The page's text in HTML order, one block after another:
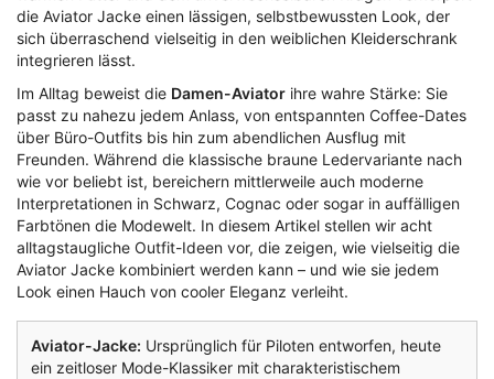
die Aviator Jacke einen lässigen, selbstbewussten Look, der
sich überraschend vielseitig in den weiblichen Kleiderschrank
integrieren lässt.
Im Alltag beweist die Damen-Aviator ihre wahre Stärke: Sie
passt zu nahezu jedem Anlass, von entspannten Coffee-Dates
über Büro-Outfits bis hin zum abendlichen Ausflug mit
Freunden. Während die klassische braune Ledervariante nach
wie vor beliebt ist, bereichern mittlerweile auch moderne
Interpretationen in Schwarz, Cognac oder sogar in auffälligen
Farbtönen die Modewelt. In diesem Artikel stellen wir acht
alltagstaugliche Outfit-Ideen vor, die zeigen, wie vielseitig die
Aviator Jacke kombiniert werden kann – und wie sie jedem
Look einen Hauch von cooler Eleganz verleiht.
Aviator-Jacke: Ursprünglich für Piloten entworfen, heute
ein zeitloser Mode-Klassiker mit charakteristischem